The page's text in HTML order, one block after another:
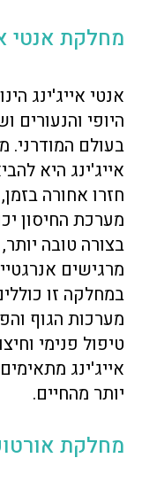
מחלקת אנטי
אנטי אייג'ינג
היופי והנעורים
בעולם
אייג'ינג היא
חזרו אחורה
מערכת החיסון
בצורה טובה
מרגישים
במחלקה זו
מערכות הגוף
טיפול פנימי
אייג'ינג
יותר מהחיים.
מחלקת